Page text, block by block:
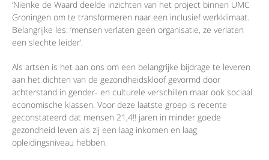
‘Nienke de Waard deelde inzichten van het project binnen UMC
Groningen om te transformeren naar een inclusief werkklimaat.
Belangrijke les: ‘mensen verlaten geen organisatie, ze verlaten
een slechte leider’.
Als artsen is het aan ons om een belangrijke bijdrage te leveren
aan het dichten van de gezondheidskloof gevormd door
achterstand in gender- en culturele verschillen maar ook sociaal
economische klassen. Voor deze laatste groep is recente
geconstateerd dat mensen 21,4!! jaren in minder goede
gezondheid leven als zij een laag inkomen en laag
opleidingsniveau hebben.